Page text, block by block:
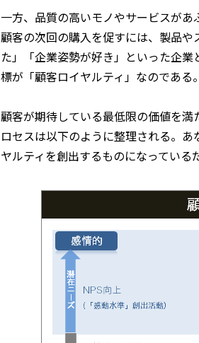
一方、品質の高いモノやサービスがあ
顧客の次回の購入を促すには、製品
た」「企業姿勢が好き」といった企
標が「顧客ロイヤルティ」なのである。
顧客が期待している最低限の価値を
ロセスは以下のように整理される。
ヤルティを創出するものになっている